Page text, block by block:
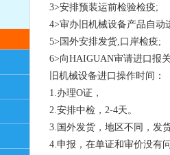
3>安排预装运前检验检疫;
4>审办旧机械设备产品自动
5>国外安排发货,口岸检疫;
6>向HAIGUAN审请进口报
旧机械设备进口操作时间：
1.办理O证，
2.安排中检，2-4天。
3.国外发货，地区不同，发
4.申报，在单证和审价没有